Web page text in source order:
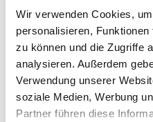
Wir verwenden Cookies,
personalisieren,
zu können und die Zugriffe
analysieren. Außerdem
Verwendung unserer
soziale Medien, Werbung
Partner führen diese
CLEANTEC
Elektrowerkzeug mit
Mit RFID-Chip zur
Saugschlaucherkennung
Anwendungsschwerpunkte
Ideal zur Reinigung von
Büros